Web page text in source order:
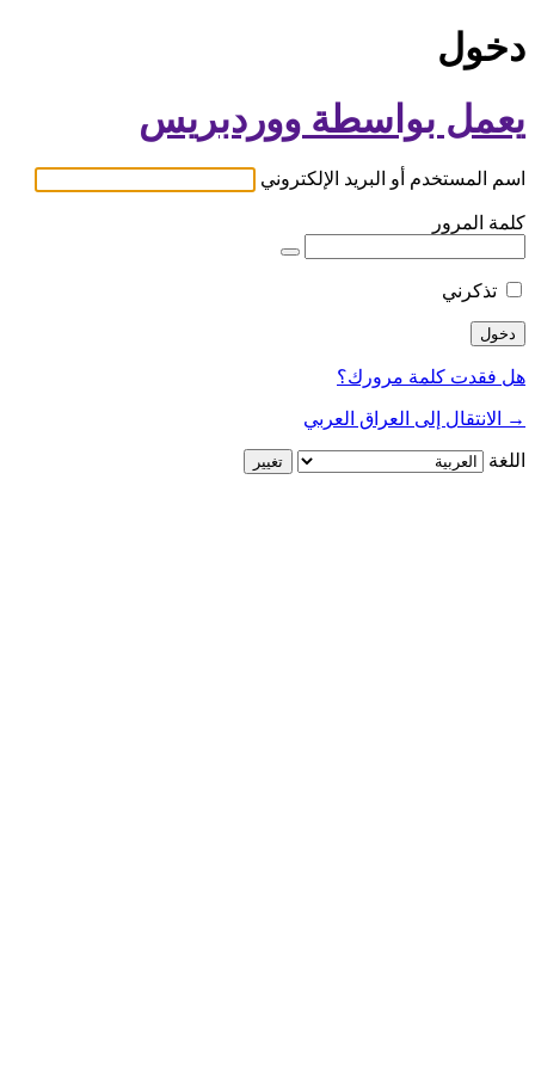
دخول
يعمل بواسطة ووردبريس
اسم المستخدم أو البريد الإلكتروني
كلمة المرور
تذكرني
هل فقدت كلمة مرورك؟
→ الانتقال إلى العراق العربي
اللغة